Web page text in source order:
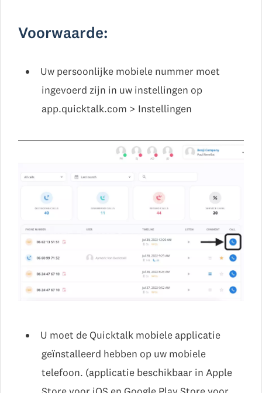
Voorwaarde:
Uw persoonlijke mobiele nummer moet
ingevoerd zijn in uw instellingen op
app.quicktalk.com > Instellingen
U moet de Quicktalk mobiele applicatie
geïnstalleerd hebben op uw mobiele
telefoon. (applicatie beschikbaar in Apple